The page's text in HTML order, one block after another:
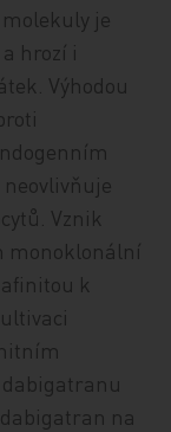
je
hrozí i
Výhodou
Vznik
monoklonální
k
na